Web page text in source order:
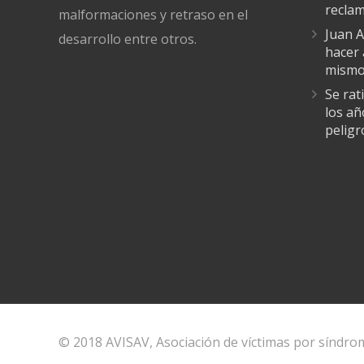
malformaciones y retraso en el
desarrollo entre otros.
Juan
Se
los
© 2018 AVISAV, Asociación de víctimas por